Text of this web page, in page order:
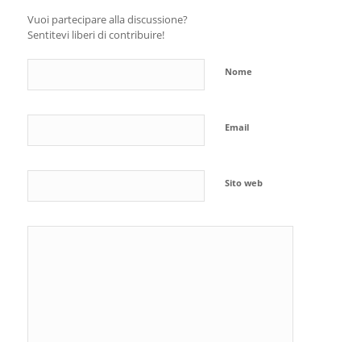
Vuoi partecipare alla discussione?
Sentitevi liberi di contribuire!
Nome
Email
Sito web